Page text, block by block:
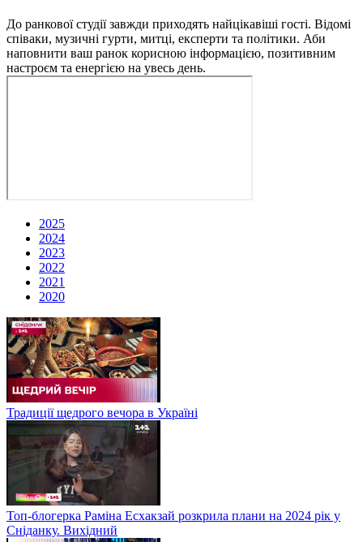
До ранкової студії завжди приходять найцікавіші гості. Відомі
співаки, музичні гурти, митці, експерти та політики. Аби
наповнити ваш ранок корисною інформацією, позитивним
настроєм та енергією на увесь день.
2025
2024
2023
2022
2021
2020
Традиції щедрого вечора в Україні
Топ-блогерка Раміна Есхакзай розкрила плани на 2024 рік у
Сніданку. Вихідний